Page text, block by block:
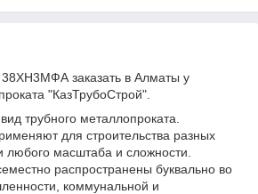
38ХН3МФА заказать в Алматы у
"КазТрубоСтрой".
трубного металлопроката.
для строительства разных
любого масштаба и сложности.
распространены буквально во
коммунальной и